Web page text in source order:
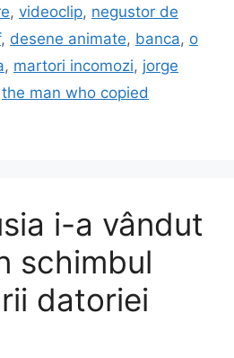
, videoclip, negustor de
, desene animate, banca, o
, martori incomozi, jorge
the man who copied
i-a vândut
schimbul
datoriei